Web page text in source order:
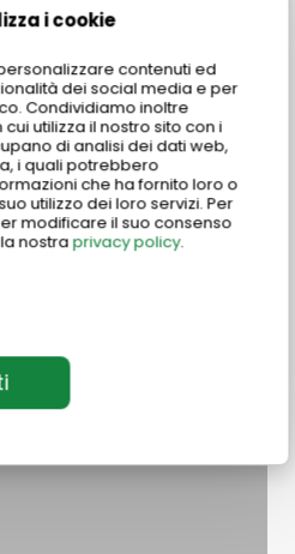
i cookie
contenuti ed
dei social media e per
Condividiamo inoltre
utilizza il nostro sito con i
di analisi dei dati web,
i quali potrebbero
che ha fornito loro o
utilizzo dei loro servizi. Per
modificare il suo consenso
nostra privacy policy.